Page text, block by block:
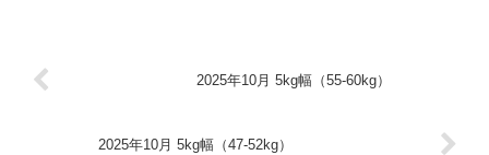
2025年10月 5kg幅（55-60kg）
2025年10月 5kg幅（47-52kg）